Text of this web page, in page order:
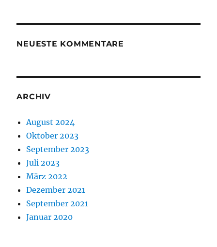
NEUESTE KOMMENTARE
ARCHIV
August 2024
Oktober 2023
September 2023
Juli 2023
März 2022
Dezember 2021
September 2021
Januar 2020